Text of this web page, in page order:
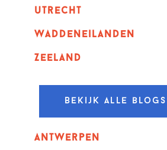
utrecht
Waddeneilanden
Zeeland
Bekijk alle blogs
Antwerpen